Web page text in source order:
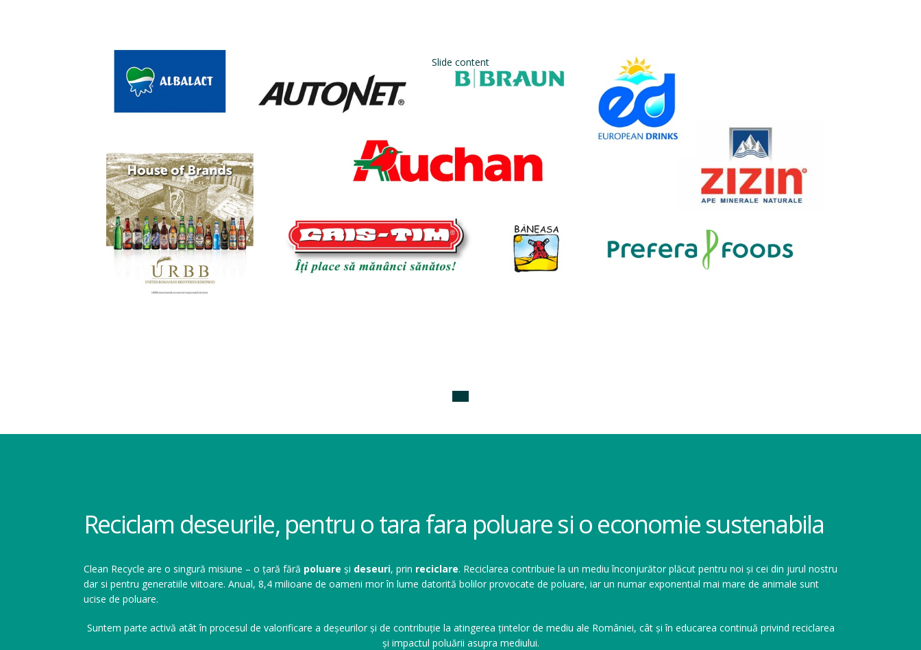
Slide content
Reciclam deseurile, pentru o tara fara poluare si o economie sustenabila
Clean Recycle are o singură misiune – o țară fără poluare și deseuri, prin reciclare. Reciclarea contribuie la un mediu înconjurător plăcut pentru noi și cei din jurul nostru
dar si pentru generatiile viitoare. Anual, 8,4 milioane de oameni mor în lume datorită bolilor provocate de poluare, iar un numar exponential mai mare de animale sunt
ucise de poluare.
Suntem parte activă atât în procesul de valorificare a deșeurilor și de contribuție la atingerea țintelor de mediu ale României, cât și în educarea continuă privind reciclarea
și impactul poluării asupra mediului.